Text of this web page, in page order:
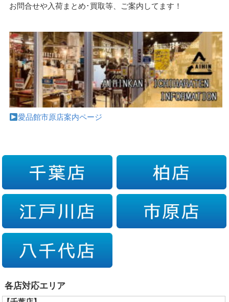
お問合せや入荷まとめ･買取等、ご案内してます！
愛品館市原店案内ページ
各店対応エリア